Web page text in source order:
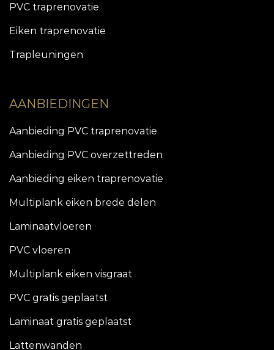
PVC traprenovatie
Eiken traprenovatie
Trapleuningen
AANBIEDINGEN
Aanbieding PVC traprenovatie
Aanbieding PVC overzettreden
Aanbieding eiken traprenovatie
Multiplank eiken brede delen
Laminaatvloeren
PVC vloeren
Multiplank eiken visgraat
PVC gratis geplaatst
Laminaat gratis geplaatst
Lattenwanden